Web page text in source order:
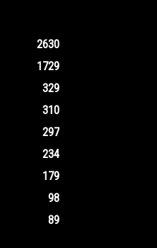
2630
1729
329
310
297
234
179
98
89